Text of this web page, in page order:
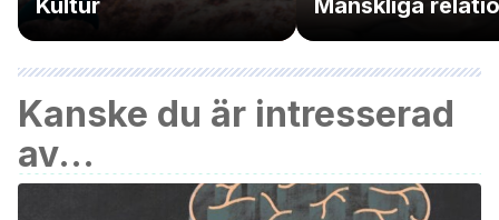
Kultur Mänskliga
Kanske du är intresserad
av...